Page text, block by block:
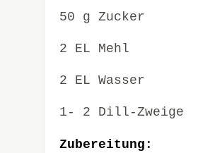
50 g Zucker
2 EL Mehl
2 EL Wasser
1- 2 Dill-Zweige
Zubereitung :